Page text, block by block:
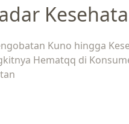
Kuno hingga
Hematqq di